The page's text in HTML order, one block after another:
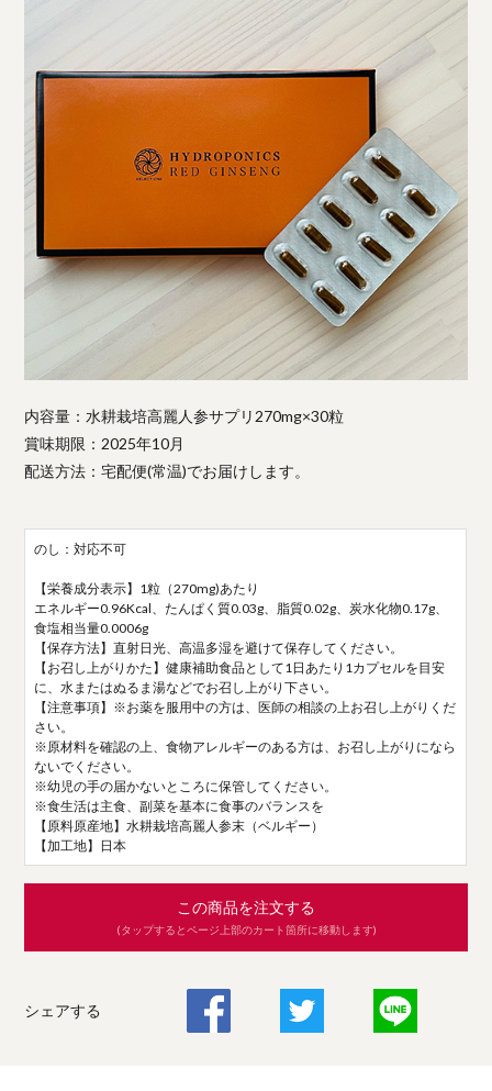
内容量：水耕栽培高麗人参サプリ270mg×30粒
賞味期限：2025年10月
配送方法：宅配便(常温)でお届けします。
のし：対応不可
【栄養成分表示】1粒（270mg)あたり
エネルギー0.96Kcal、たんぱく質0.03g、脂質0.02g、炭水化物0.17g、
食塩相当量0.0006g
【保存方法】直射日光、高温多湿を避けて保存してください。
【お召し上がりかた】健康補助食品として1日あたり1カプセルを目安
に、水またはぬるま湯などでお召し上がり下さい。
【注意事項】※お薬を服用中の方は、医師の相談の上お召し上がりくだ
さい。
※原材料を確認の上、食物アレルギーのある方は、お召し上がりになら
ないでください。
※幼児の手の届かないところに保管してください。
※食生活は主食、副菜を基本に食事のバランスを
【原料原産地】水耕栽培高麗人参末（ベルギー）
【加工地】日本
この商品を注文する
(タップするとページ上部のカート箇所に移動します)
シェアする